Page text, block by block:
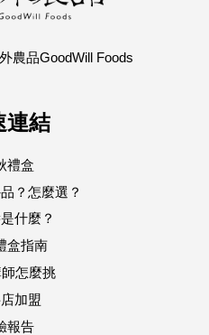
農品GoodWill Foods
連結
禮盒
？怎麼選？
什麼？
盒指南
怎麼挑
加盟
報告